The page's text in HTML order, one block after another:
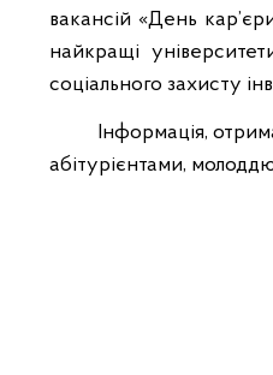
вакансій «День
найкращі
соціального захисту
Інформація,
абітурієнтами,